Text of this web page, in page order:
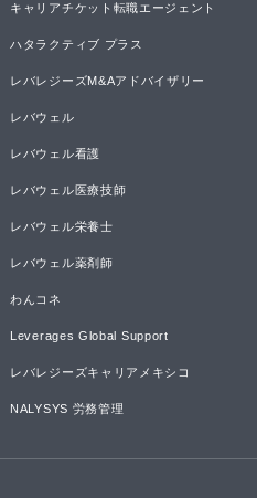
キャリアチケット転職エージェント
ハタラクティブ プラス
レバレジーズM&Aアドバイザリー
レバウェル
レバウェル看護
レバウェル医療技師
レバウェル栄養士
レバウェル薬剤師
わんコネ
Leverages Global Support
レバレジーズキャリアメキシコ
NALYSYS 労務管理